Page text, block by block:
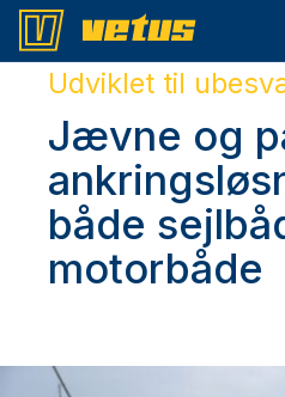
Udviklet til
Jævne og
både
motorbåde